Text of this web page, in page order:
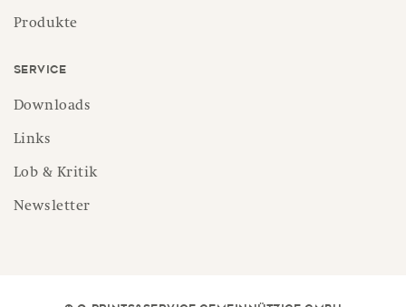
Produkte
Service
Downloads
Links
Lob & Kritik
Newsletter